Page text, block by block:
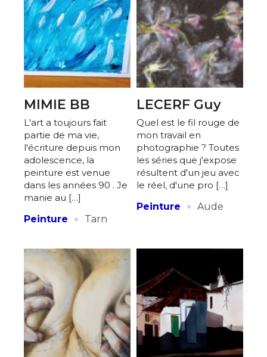
MIMIE BB
L'art a toujours fait
partie de ma vie,
l'écriture depuis mon
adolescence, la
peinture est venue
dans les années 90 . Je
manie au […]
Peinture
· Tarn
LECERF Guy
Quel est le fil rouge de
mon travail en
photographie ? Toutes
les séries que j'expose
résultent d'un jeu avec
le réel, d'une pro […]
Peinture
· Aude